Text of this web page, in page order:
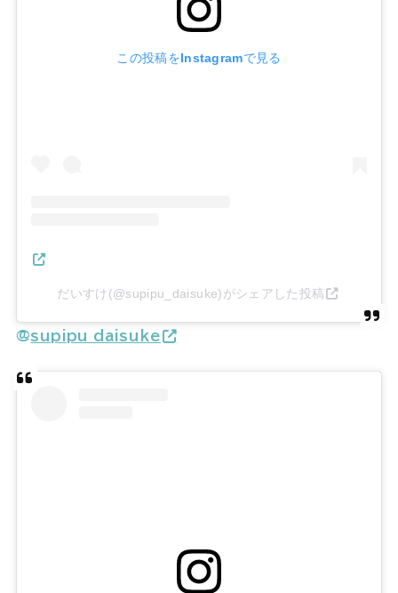
この投稿をInstagramで見る
だいすけ(@supipu_daisuke)がシェアした投稿
@supipu_daisuke